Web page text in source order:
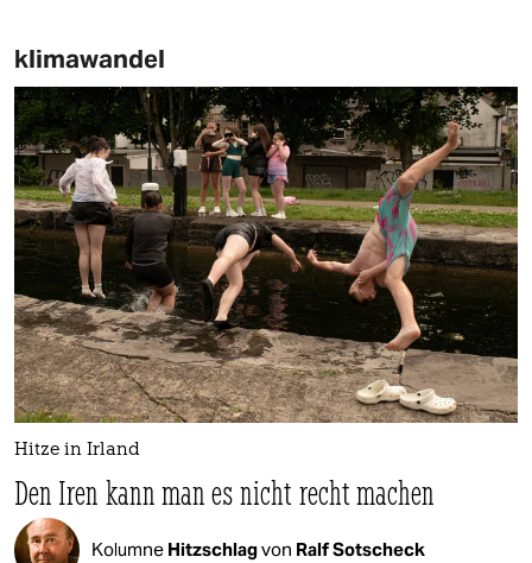
klimawandel
Hitze in Irland
Den Iren kann man es nicht recht machen
Kolumne Hitzschlagvon Ralf Sotscheck